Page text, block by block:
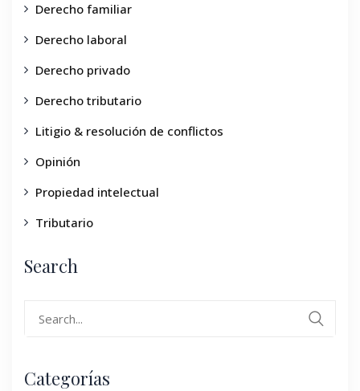
Derecho familiar
Derecho laboral
Derecho privado
Derecho tributario
Litigio & resolución de conflictos
Opinión
Propiedad intelectual
Tributario
Search
Categorías